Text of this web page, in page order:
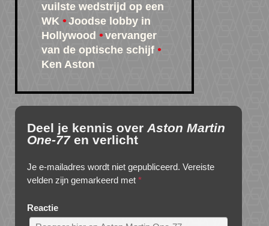
vuilste wedstrijd op een
WK
Joodse lobby in
Hollywood
vervanger
van de optische schijf
Ken Aston
Deel je kennis over Aston Martin
One-77en verlicht
Je e-mailadres wordt niet gepubliceerd. Vereiste
velden zijn gemarkeerd met *
Reactie